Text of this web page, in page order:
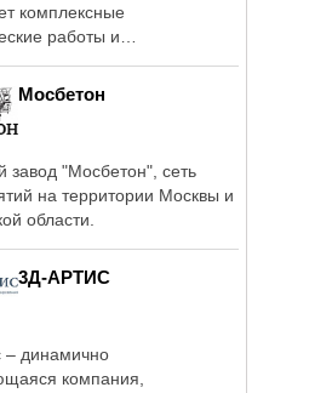
комплексные
работы и
Мосбетон
завод "Мосбетон", сеть
на территории Москвы и
области.
3Д-АРТИС
– динамично
компания,